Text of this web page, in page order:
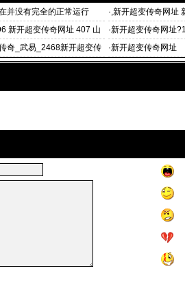
并没有完全的正常运行 ·,新开超变传奇网址
3
新开超变传奇网址 407 山
·新开超变传奇网址
奇_武易_2468新开超变传
·新开超变传奇网址
10武易